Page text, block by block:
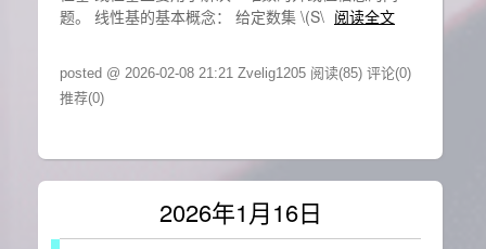
题。 线性基的基本概念： 给定数集 \(S\ 阅读全文
posted @ 2026-02-08 21:21 Zvelig1205 阅读(85) 评论(0)
推荐(0)
2026年1月16日